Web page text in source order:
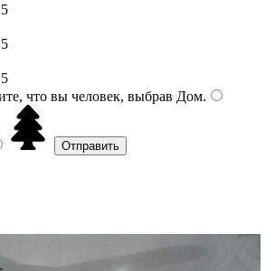
5
5
5
что вы человек, выбрав Дом.